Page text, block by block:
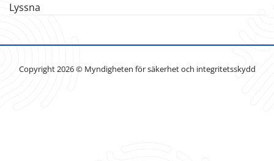
Lyssna
Copyright 2026 © Myndigheten för säkerhet och integritetsskydd